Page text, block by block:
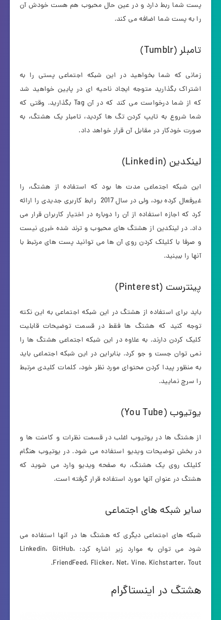
پست شما ربط دارد و در عین حال محبوب هم هست خودش آن
را به پست شما اضافه می کند.
تامبلر (Tumblr)
زمانی که شما بخواهید در این شبکه اجتماعی پستی را به
اشتراک بگذارید متوجه ایجاد ناحیه ای در پایین خواهید شد
که از شما درخواست می کند که در آن Tag بگذارید. وقتی که
شما شروع به تایپ کردن تگ ها کردید، تامبلر یک هشتگ، به
صورت خودکار در مقابل آن قرار خواهد داد.
لینکدین (Linkedin)
این شبکه اجتماعی مدت ها بود که استفاده از هشتگ، را
غیرفعال کرده بود، ولی در سال 2017 رابط کاربری جدیدی را ارائه
کرد که اجازه استفاده از آن را دوباره در اختیار کاربران قرار می
داد. در لینکدین از هشتگ های محبوب و ترند شده خبری نیست
و صرفا با کلیلک کردن روی آن ها می توانید پست های مرتبط با
آنها را ببینید.
پینترست (Pinterest)
باید برای استفاده از هشتگ در این شبکه اجتماعی به این نکته
توجه کنید که هشتگ ها فقط در قسمت توضیحات قابلیت
کلیک کردن دارند. به علاوه در این شبکه اجتماعی هشتگ ها را
نمی توان جست و جو کرد. بنابراین در این شبکه اجتماعی باید
به منظور پیدا کردن محتوای مورد نظر خود، کلمات کلیدی مرتبط
را سرچ نمایید.
یوتیوب (You Tube)
از هشتگ ها در یوتیوب اغلب در قسمت نظرات و کامنت ها و
در بخش توضیحات ویدیو استفاده می شود. در یوتیوب هنگام
کلیلک روی یک هشتگ، به صفحه ویدیو وارد می شوید که
هشتگ در عنوان آنها مورد استفاده قرار گرفته است.
سایر شبکه های اجتماعی
شبکه های اجتماعی دیگری که هشتگ ها در آنها استفاده می
شود می توان به موارد زیر اشاره کرد: Linkedin، GitHub،
FriendFeed، Flicker، Net، Vine، Kichstarter، Tout.
هشتگ در اینستاگرام